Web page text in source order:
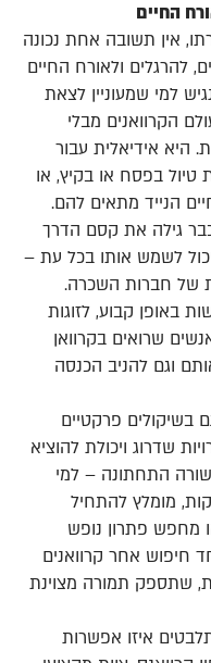
החיים
אין תשובה אחת נכונה
להרגלים ולאורח החיים
למי שמעוניין לצאת
הקרוואנים מבלי
היא אידיאלית עבור
טיול בפסח או בקיץ, או
הנייד מתאים להם.
גילה את קסם הדרך
שיכול לשמש אותו בכל עת –
של חברות השכרה.
באופן קבוע, לזוגות
שרואים בקרוואן
וגם להניב הכנסה
בשיקולים פרקטיים
שדרוג ויכולת להוציא
התחתונה – למי
מומלץ להתחיל
מחפש פתרון נופש
חיפוש אחר קרוואנים
שתספק תמורה מצוינת
איזו אפשרות